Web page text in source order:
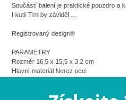
Součástí balení je praktické pouzdro a
I kutil Tim by záviděl …
Registrovaný design®
PARAMETRY
Rozměr 16,5 x 15,5 x 3,2 cm
Hlavní materiál Nerez ocel